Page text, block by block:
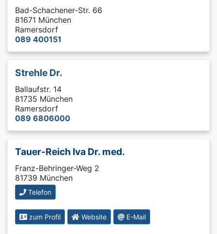
Bad-Schachener-Str. 66
81671 München
Ramersdorf
089 400151
Strehle Dr.
Ballaufstr. 14
81735 München
Ramersdorf
089 6806000
Tauer-Reich Iva Dr. med.
Franz-Behringer-Weg 2
81739 München
Telefon
zum Profil Website E-Mail